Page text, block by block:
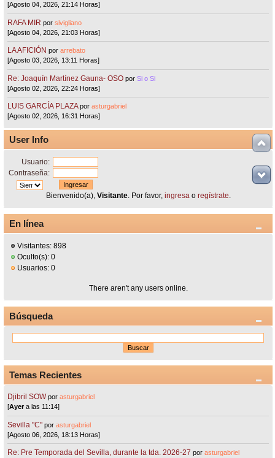
[Agosto 04, 2026, 21:14 Horas]
RAFA MIR porsivigliano
[Agosto 04, 2026, 21:03 Horas]
LA AFICIÓN porarrebato
[Agosto 03, 2026, 13:11 Horas]
Re: Joaquín Martínez Gauna- OSO porSi o Si
[Agosto 02, 2026, 22:24 Horas]
LUIS GARCÍA PLAZA porasturgabriel
[Agosto 02, 2026, 16:31 Horas]
User Info
Usuario:
Contraseña:
Bienvenido(a), Visitante. Por favor, ingresao regístrate.
En línea
Visitantes: 898
Oculto(s): 0
Usuarios: 0
There aren't any users online.
Búsqueda
Temas Recientes
Djibril SOW porasturgabriel
[Ayera las 11:14]
Sevilla "C"porasturgabriel
[Agosto 06, 2026, 18:13 Horas]
Re: Pre Temporada del Sevilla, durante la tda. 2026-27 porasturgabriel